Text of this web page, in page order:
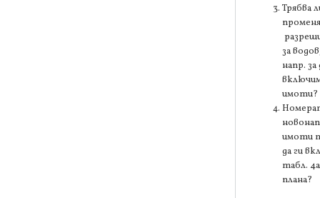
Трябва
за
напр. за
имоти?
имоти
да ги
табл.
плана?